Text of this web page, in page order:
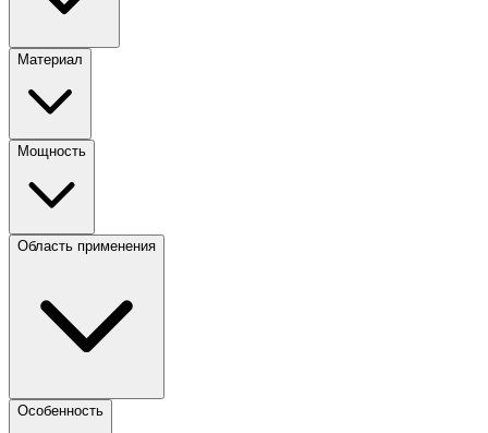
Материал
Мощность
Область применения
Особенность